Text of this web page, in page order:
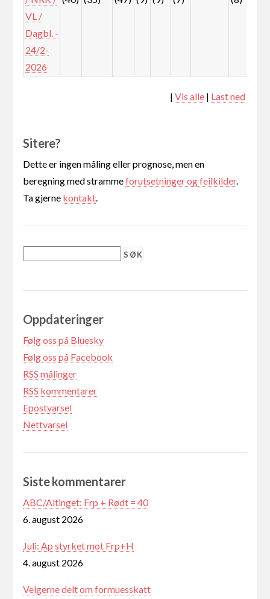
VL /
Dagbl. -
24/2-
2026
|Vis alle | Last ned
Sitere?
Dette er ingen måling eller prognose, men en
beregning med strammeforutsetninger og feilkilder.
Ta gjerne kontakt.
Oppdateringer
Følg oss på Bluesky
Følg oss på Facebook
RSS målinger
RSS kommentarer
Epostvarsel
Nettvarsel
Siste kommentarer
ABC/Altinget: Frp + Rødt = 40
6. august 2026
Juli: Ap styrket mot Frp+H
4. august 2026
Velgerne delt om formuesskatt